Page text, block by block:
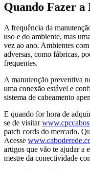
Quando Fazer a
A frequência da
uso e do ambiente, mas
vez ao ano. Ambientes
adversas, como fábricas,
frequentes.
A manutenção preventiva
uma conexão estável e
sistema de cabeamento
E quando for hora de
se de visitar
patch cords do mercado.
Acesse
artigos que vão te ajudar a
mestre da conectividade